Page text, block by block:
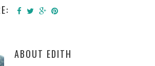
ABOUT EDITH